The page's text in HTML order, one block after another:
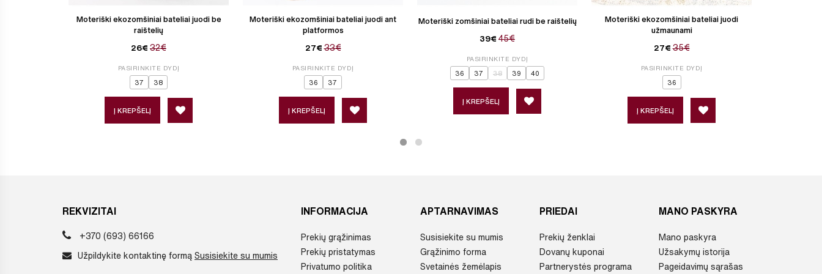
Moteriški ekozomšiniai bateliai juodi be
raištelių
26€ 32€
PASIRINKITE DYDĮ
37 38
Į KREPŠELĮ
Moteriški ekozomšiniai bateliai juodi ant
platformos
27€ 33€
PASIRINKITE DYDĮ
36 37
Į KREPŠELĮ
Moteriški zomšiniai bateliai rudi be raištelių
39€ 45€
PASIRINKITE DYDĮ
36 37 38 39 40
Į KREPŠELĮ
Moteriški ekozomšiniai bateliai juodi
užmaunami
27€ 35€
PASIRINKITE DYDĮ
36
Į KREPŠELĮ
REKVIZITAI
+370 (693) 66166
Užpildykite kontaktinę formą Susisiekite su mumis
INFORMACIJA
Prekių grąžinimas
Prekių pristatymas
Privatumo politika
APTARNAVIMAS
Susisiekite su mumis
Grąžinimo forma
Svetainės žemėlapis
PRIEDAI
Prekių ženklai
Dovanų kuponai
Partnerystės programa
MANO PASKYRA
Mano paskyra
Užsakymų istorija
Pageidavimų sąrašas